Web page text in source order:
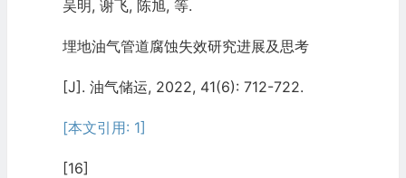
吴明, 谢飞, 陈旭, 等.
埋地油气管道腐蚀失效研究进展及思考
[J]. 油气储运, 2022, 41(6): 712-722.
[本文引用: 1]
[16]